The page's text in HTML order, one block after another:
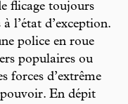
flicage toujours
l’état d’exception.
police en roue
populaires ou
forces d’extrême
En dépit